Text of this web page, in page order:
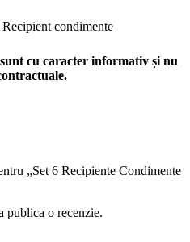
condimente
cu caracter informativ și nu
„Set 6 Recipiente Condimente
publica o recenzie.